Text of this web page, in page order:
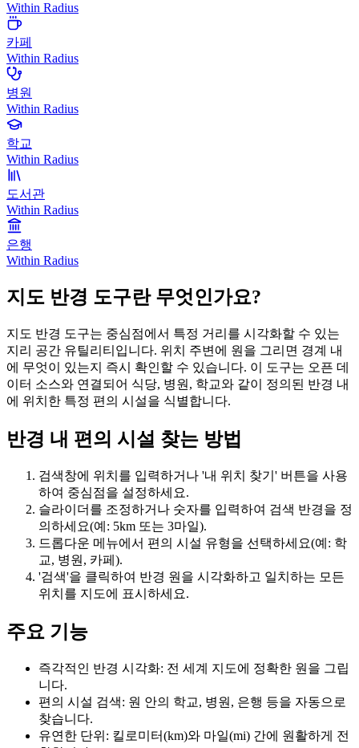
Within Radius
카페
Within Radius
병원
Within Radius
학교
Within Radius
도서관
Within Radius
은행
Within Radius
지도 반경 도구란 무엇인가요?
지도 반경 도구는 중심점에서 특정 거리를 시각화할 수 있는
지리 공간 유틸리티입니다. 위치 주변에 원을 그리면 경계 내
에 무엇이 있는지 즉시 확인할 수 있습니다. 이 도구는 오픈 데
이터 소스와 연결되어 식당, 병원, 학교와 같이 정의된 반경 내
에 위치한 특정 편의 시설을 식별합니다.
반경 내 편의 시설 찾는 방법
검색창에 위치를 입력하거나 '내 위치 찾기' 버튼을 사용
하여 중심점을 설정하세요.
슬라이더를 조정하거나 숫자를 입력하여 검색 반경을 정
의하세요(예: 5km 또는 3마일).
드롭다운 메뉴에서 편의 시설 유형을 선택하세요(예: 학
교, 병원, 카페).
'검색'을 클릭하여 반경 원을 시각화하고 일치하는 모든
위치를 지도에 표시하세요.
주요 기능
즉각적인 반경 시각화: 전 세계 지도에 정확한 원을 그립
니다.
편의 시설 검색: 원 안의 학교, 병원, 은행 등을 자동으로
찾습니다.
유연한 단위: 킬로미터(km)와 마일(mi) 간에 원활하게 전